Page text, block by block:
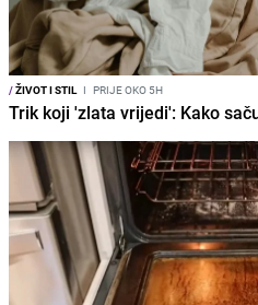
/ŽIVOT I STIL I PRIJE OKO 5H
Trik koji 'zlata vrijedi': Kako